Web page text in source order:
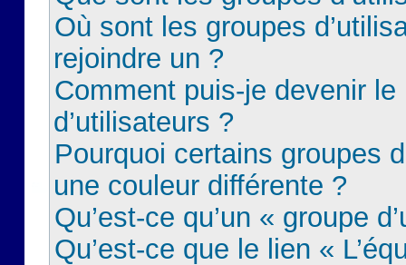
Où sont les groupes
rejoindre un ?
Comment puis-je devenir le
d’utilisateurs ?
Pourquoi certains groupes
une couleur différente ?
Qu’est-ce qu’un « groupe
Qu’est-ce que le lien «